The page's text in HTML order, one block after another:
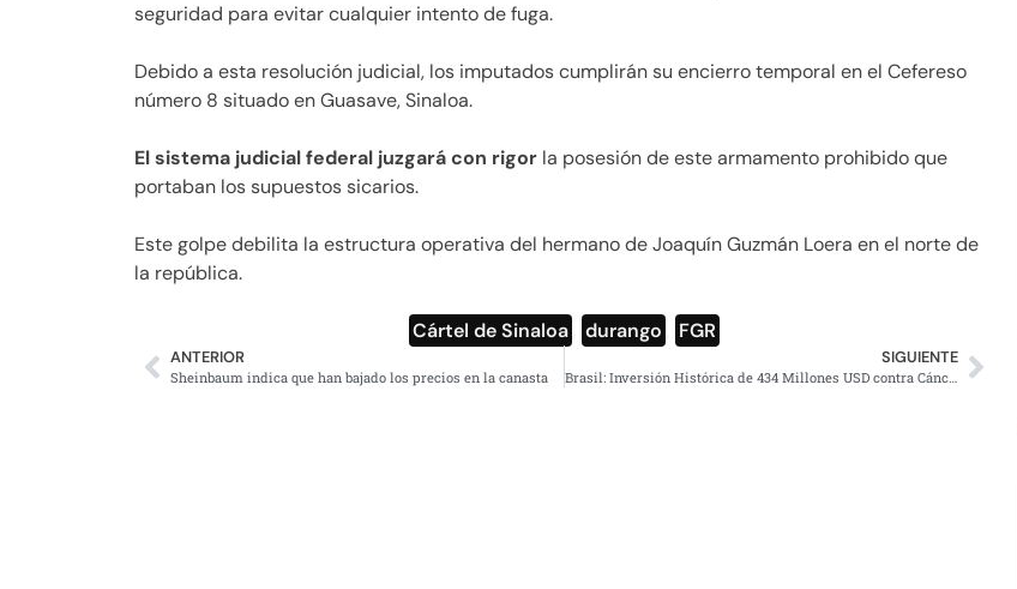
seguridad para evitar cualquier intento de fuga.
Debido a esta resolución judicial, los imputados cumplirán su encierro temporal en el Cefereso
número 8 situado en Guasave, Sinaloa.
El sistema judicial federal juzgará con rigor la posesión de este armamento prohibido que
portaban los supuestos sicarios.
Este golpe debilita la estructura operativa del hermano de Joaquín Guzmán Loera en el norte de
la república.
Cártel de Sinaloa durango FGR
ANTERIOR
Sheinbaum indica que han bajado los precios en la canasta
SIGUIENTE
Brasil: Inversión Histórica de 434 Millones USD contra Cáncer